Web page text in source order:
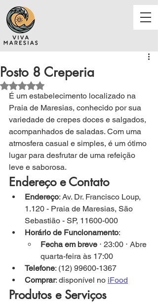
Posto 8 Creperia
Avaliado com NaN de 5 estrelas.
É um estabelecimento localizado na
Praia de Maresias, conhecido por sua
variedade de crepes doces e salgados,
acompanhados de saladas. Com uma
atmosfera casual e simples, é um ótimo
lugar para desfrutar de uma refeição
leve e saborosa.
Endereço e Contato
Endereço: Av. Dr. Francisco Loup,
1.120 - Praia de Maresias, São
Sebastião - SP, 11600-000
Horário de Funcionamento:
Fecha em breve ⋅ 23:00 ⋅ Abre
quarta-feira às 17:00
Telefone: (12) 99600-1367
Comprar: disponível no iFood
Produtos e Serviços